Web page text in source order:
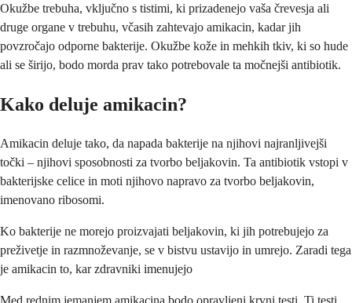
Okužbe trebuha, vključno s tistimi, ki prizadenejo vaša črevesja ali
druge organe v trebuhu, včasih zahtevajo amikacin, kadar jih
povzročajo odporne bakterije. Okužbe kože in mehkih tkiv, ki so hude
ali se širijo, bodo morda prav tako potrebovale ta močnejši antibiotik.
Kako deluje amikacin?
Amikacin deluje tako, da napada bakterije na njihovi najranljivejši
točki – njihovi sposobnosti za tvorbo beljakovin. Ta antibiotik vstopi v
bakterijske celice in moti njihovo napravo za tvorbo beljakovin,
imenovano ribosomi.
Ko bakterije ne morejo proizvajati beljakovin, ki jih potrebujejo za
preživetje in razmnoževanje, se v bistvu ustavijo in umrejo. Zaradi tega
je amikacin to, kar zdravniki imenujejo
Med rednim jemanjem amikacina bodo opravljeni krvni testi. Ti testi